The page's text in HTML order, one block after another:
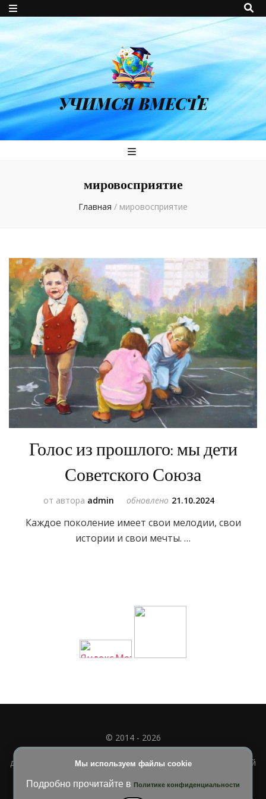
УЧИМСЯ ВМЕСТЕ
мировосприятие
Главная / мировосприятие
Голос из прошлого: мы дети
Советского Союза
от автора admin обновлено 21.10.2024
Каждое поколение имеет свои мелодии, свои
истории и свои мечты. …
Мы используем файлы cookie
Подробно прочитайте в Политике конфиденциальности
© 2014 - 2026
Полное или частичное использование материала
допускается только при наличии активной и индексируемой